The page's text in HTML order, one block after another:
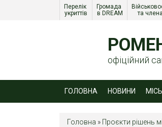
Перелік
укриттів
Громада
в DREAM
та
офіційний
ГОЛОВНА НОВИНИ
Головна » Проєкти рішень